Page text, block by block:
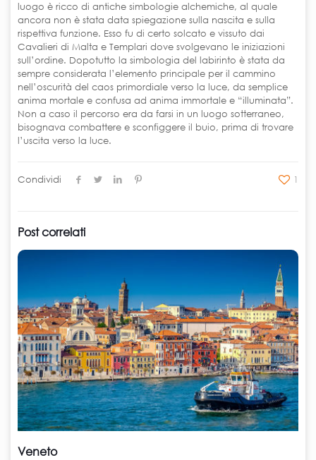
luogo è ricco di antiche simbologie alchemiche, al quale
ancora non è stata data spiegazione sulla nascita e sulla
rispettiva funzione. Esso fu di certo solcato e vissuto dai
Cavalieri di Malta e Templari dove svolgevano le iniziazioni
sull’ordine. Dopotutto la simbologia del labirinto è stata da
sempre considerata l’elemento principale per il cammino
nell’oscurità del caos primordiale verso la luce, da semplice
anima mortale e confusa ad anima immortale e “illuminata”.
Non a caso il percorso era da farsi in un luogo sotterraneo,
bisognava combattere e sconfiggere il buio, prima di trovare
l’uscita verso la luce.
Condividi 1
Post correlati
Veneto